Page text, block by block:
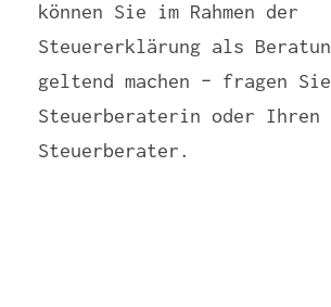
können Sie im Rahmen der
Steuererklärung als
geltend machen – fragen
Steuerberaterin oder Ihren
Steuerberater.